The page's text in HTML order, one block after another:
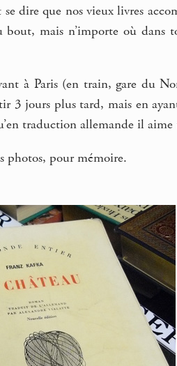
se dire que nos vieux livres
mais n’importe où dans
à Paris (en train, gare du
3 jours plus tard, mais en
traduction allemande il aime
photos, pour mémoire.